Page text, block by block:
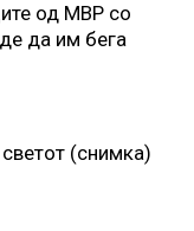
од МВР со
да им бега
(снимка)